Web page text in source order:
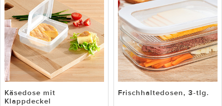
Käsedose mit
Klappdeckel
Frischhaltedosen, 3-tlg.